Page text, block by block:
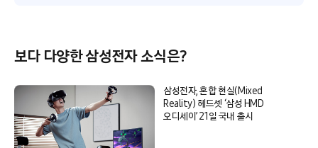
보다 다양한 삼성전자 소식은?
삼성전자, 혼합 현실(Mixed
Reality) 헤드셋 ‘삼성 HMD
오디세이’ 21일 국내 출시